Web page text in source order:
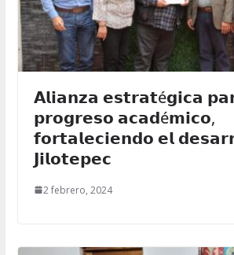
𝗔𝗹𝗶𝗮𝗻𝘇𝗮 𝗲𝘀𝘁𝗿𝗮𝘁é𝗴𝗶𝗰𝗮
𝗽𝗿𝗼𝗴𝗿𝗲𝘀𝗼 𝗮𝗰𝗮𝗱é𝗺𝗶𝗰𝗼,
𝗳𝗼𝗿𝘁𝗮𝗹𝗲𝗰𝗶𝗲𝗻𝗱𝗼 𝗲𝗹
𝗝𝗶𝗹𝗼𝘁𝗲𝗽𝗲𝗰
2 febrero, 2024